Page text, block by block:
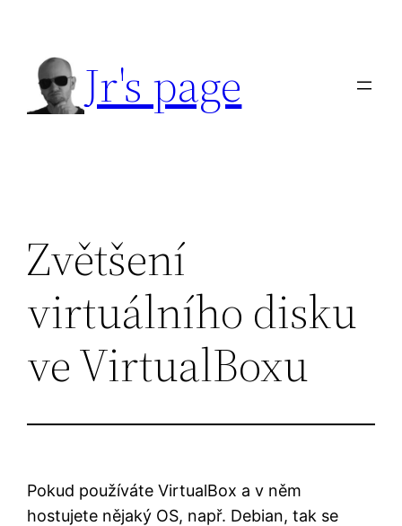
obsah
Jr's page
Zvětšení
virtuálního disku
ve VirtualBoxu
Pokud používáte VirtualBox a v něm
hostujete nějaký OS, např. Debian, tak se